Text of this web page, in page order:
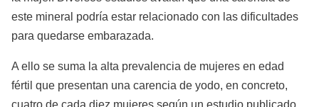
este mineral podría estar relacionado con las dificultades
para quedarse embarazada.
A ello se suma la alta prevalencia de mujeres en edad
fértil que presentan una carencia de yodo, en concreto,